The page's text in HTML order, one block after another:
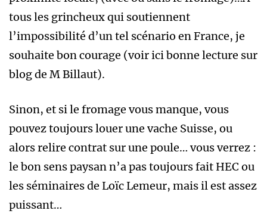
tous les grincheux qui soutiennent
l’impossibilité d’un tel scénario en France, je
souhaite bon courage (voir ici bonne lecture sur
blog de M Billaut).
Sinon, et si le fromage vous manque, vous
pouvez toujours louer une vache Suisse, ou
alors relire contrat sur une poule… vous verrez :
le bon sens paysan n’a pas toujours fait HEC ou
les séminaires de Loïc Lemeur, mais il est assez
puissant…